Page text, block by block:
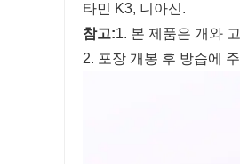
타민 K3, 니아신.
참고:1. 본 제품은 개와
2. 포장 개봉 후 방습에